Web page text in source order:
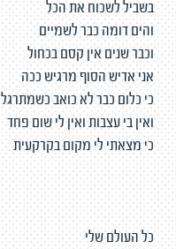
בשביל לשכוח את הכל
והים דומה כבר לשמיים
וכבר שנים אין קסם בכחול
אני אדיש הסוף מרגיש ככה
כי כלום כבר לא כואב
ואין בי עצבות ואין לי שום פחד
כי מצאתי לי מקום בקרקעית
כל העולם שלי